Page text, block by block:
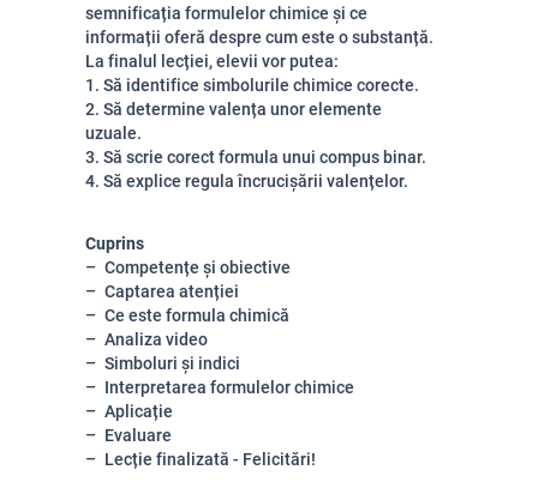
semnificația formulelor chimice și ce
informații oferă despre cum este o substanță.
La finalul lecției, elevii vor putea:
1. Să identifice simbolurile chimice corecte.
2. Să determine valența unor elemente
uzuale.
3. Să scrie corect formula unui compus binar.
4. Să explice regula încrucișării valențelor.
Cuprins
Competențe și obiective
Captarea atenției
Ce este formula chimică
Analiza video
Simboluri și indici
Interpretarea formulelor chimice
Aplicație
Evaluare
Lecție finalizată - Felicitări!